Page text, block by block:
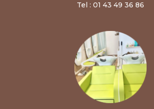
Tel : 01 43 49 36 86